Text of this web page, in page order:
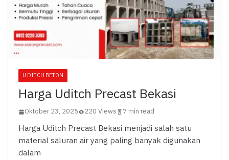
U DITCH BETON
Harga Uditch Precast Bekasi
Oktober 23, 2025 220 Views 7 min read
Harga Uditch Precast Bekasi menjadi salah satu
material saluran air yang paling banyak digunakan
dalam